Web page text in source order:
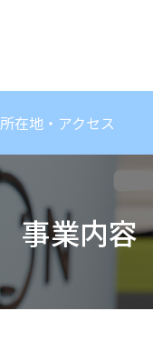
所在地・アクセス
事業内容